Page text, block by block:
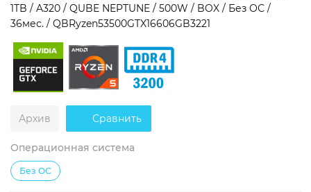
Дополнительно
RGB-подсветка
Разблокированный множитель CPU
Сверхбыстрый M.2 SSD NVME
1TB / A320 / QUBE NEPTUNE / 500W / BOX / Без ОС /
36мес. / QBRyzen53500GTX16606GB3221
Архив Сравнить
Операционная система
Без ОС